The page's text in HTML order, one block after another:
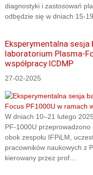
diagnostyki i zastosowań
odbędzie się w dniach 15-
Eksperymentalna sesja
laboratorium Plasma-
współpracy ICDMP
27-02-2025
W dniach 10–21 lutego
PF-1000U przeprowadzono
obok zespołu IFPiLM,
pracowników naukowych z
kierowany przez prof....